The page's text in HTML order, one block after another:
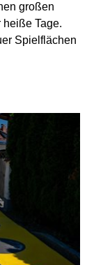
großen
Tage.
Spielflächen